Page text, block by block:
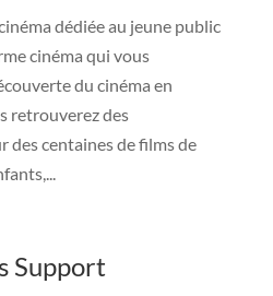
dédiée au jeune public
cinéma qui vous
du cinéma en
retrouverez des
des centaines de films de
Support